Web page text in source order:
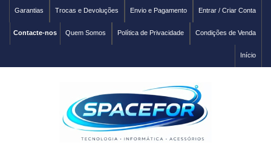
Entrar / Criar Conta
Envio e Pagamento
Trocas e Devoluções
Garantias
Condições de Venda
Política de Privacidade
Quem Somos
Contacte-nos
Início